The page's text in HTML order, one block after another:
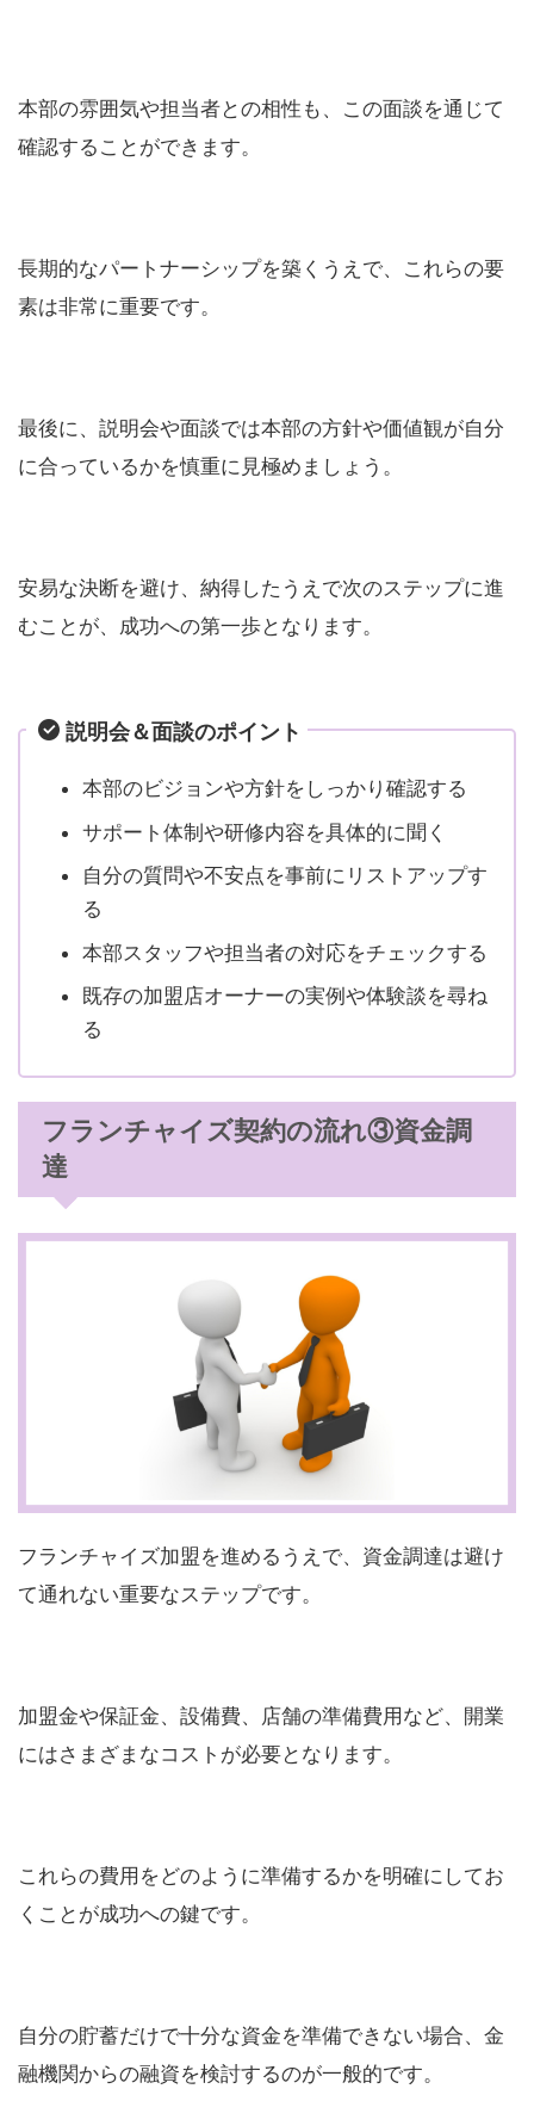
本部の雰囲気や担当者との相性も、この面談を通じて
確認することができます。
長期的なパートナーシップを築くうえで、これらの要
素は非常に重要です。
最後に、説明会や面談では本部の方針や価値観が自分
に合っているかを慎重に見極めましょう。
安易な決断を避け、納得したうえで次のステップに進
むことが、成功への第一歩となります。
説明会＆面談のポイント
本部のビジョンや方針をしっかり確認する
サポート体制や研修内容を具体的に聞く
自分の質問や不安点を事前にリストアップす
る
本部スタッフや担当者の対応をチェックする
既存の加盟店オーナーの実例や体験談を尋ね
る
フランチャイズ契約の流れ③資金調
達
フランチャイズ加盟を進めるうえで、資金調達は避け
て通れない重要なステップです。
加盟金や保証金、設備費、店舗の準備費用など、開業
にはさまざまなコストが必要となります。
これらの費用をどのように準備するかを明確にしてお
くことが成功への鍵です。
自分の貯蓄だけで十分な資金を準備できない場合、金
融機関からの融資を検討するのが一般的です。